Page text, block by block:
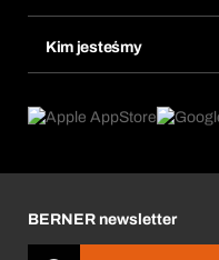
Zamówienia cykliczne
Najczęściej zadawane pytania
Chemiczna baza danych
eProcurement
Doradca produktowy
Kim jesteśmy
Co nas napędza
Business Conduct
BERNER newsletter